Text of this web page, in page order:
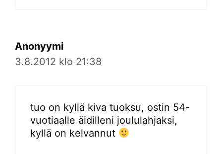
Anonyymi
3.8.2012 klo 21:38
tuo on kyllä kiva tuoksu, ostin 54-
vuotiaalle äidilleni joululahjaksi,
kyllä on kelvannut